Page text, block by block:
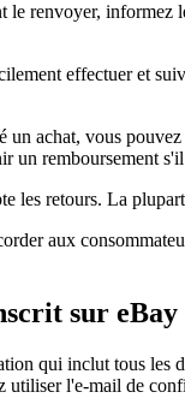
renvoyer,
effectuer et
un achat, vous
un remboursement
les retours. La
aux
sur eBay
qui inclut tous
utiliser l'e-mail de